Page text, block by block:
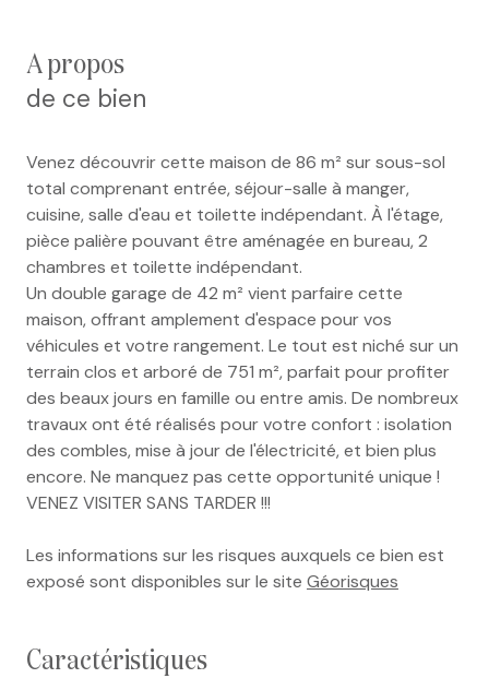
a propos
de ce bien
Venez découvrir cette maison de 86 m² sur sous-sol
total comprenant entrée, séjour-salle à manger,
cuisine, salle d'eau et toilette indépendant. À l'étage,
pièce palière pouvant être aménagée en bureau, 2
chambres et toilette indépendant.
Un double garage de 42 m² vient parfaire cette
maison, offrant amplement d'espace pour vos
véhicules et votre rangement. Le tout est niché sur un
terrain clos et arboré de 751 m², parfait pour profiter
des beaux jours en famille ou entre amis. De nombreux
travaux ont été réalisés pour votre confort : isolation
des combles, mise à jour de l'électricité, et bien plus
encore. Ne manquez pas cette opportunité unique !
VENEZ VISITER SANS TARDER !!!
Les informations sur les risques auxquels ce bien est
exposé sont disponibles sur le site Géorisques
caractéristiques